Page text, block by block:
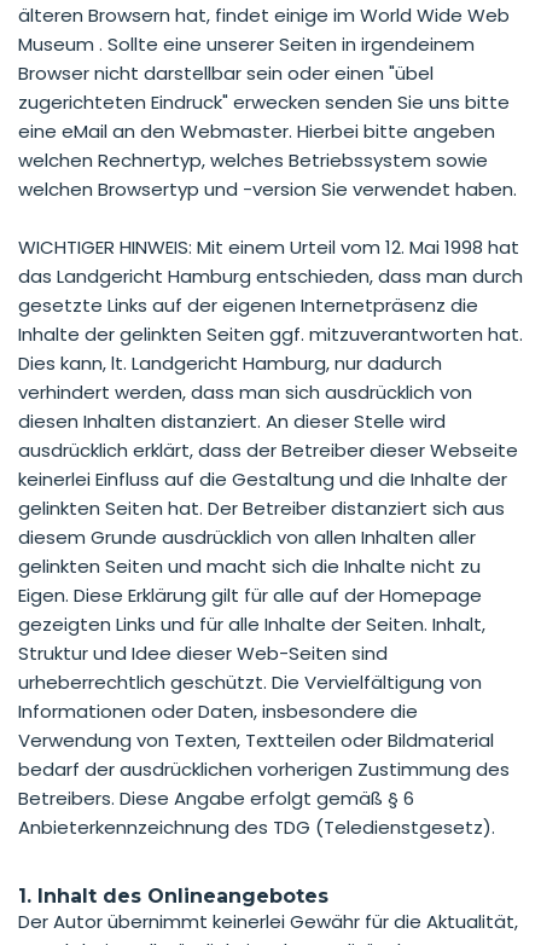
älteren Browsern hat, findet einige im World Wide Web
Museum . Sollte eine unserer Seiten in irgendeinem
Browser nicht darstellbar sein oder einen "übel
zugerichteten Eindruck" erwecken senden Sie uns bitte
eine eMail an den Webmaster. Hierbei bitte angeben
welchen Rechnertyp, welches Betriebssystem sowie
welchen Browsertyp und -version Sie verwendet haben.
WICHTIGER HINWEIS: Mit einem Urteil vom 12. Mai 1998 hat
das Landgericht Hamburg entschieden, dass man durch
gesetzte Links auf der eigenen Internetpräsenz die
Inhalte der gelinkten Seiten ggf. mitzuverantworten hat.
Dies kann, lt. Landgericht Hamburg, nur dadurch
verhindert werden, dass man sich ausdrücklich von
diesen Inhalten distanziert. An dieser Stelle wird
ausdrücklich erklärt, dass der Betreiber dieser Webseite
keinerlei Einfluss auf die Gestaltung und die Inhalte der
gelinkten Seiten hat. Der Betreiber distanziert sich aus
diesem Grunde ausdrücklich von allen Inhalten aller
gelinkten Seiten und macht sich die Inhalte nicht zu
Eigen. Diese Erklärung gilt für alle auf der Homepage
gezeigten Links und für alle Inhalte der Seiten. Inhalt,
Struktur und Idee dieser Web-Seiten sind
urheberrechtlich geschützt. Die Vervielfältigung von
Informationen oder Daten, insbesondere die
Verwendung von Texten, Textteilen oder Bildmaterial
bedarf der ausdrücklichen vorherigen Zustimmung des
Betreibers. Diese Angabe erfolgt gemäß § 6
Anbieterkennzeichnung des TDG (Teledienstgesetz).
1. Inhalt des Onlineangebotes
Der Autor übernimmt keinerlei Gewähr für die Aktualität,